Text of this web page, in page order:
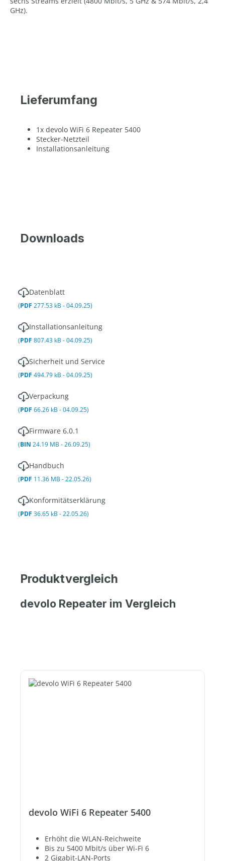
GHz).
Lieferumfang
1x devolo WiFi 6 Repeater 5400
Stecker-Netzteil
Installationsanleitung
Downloads
Datenblatt
(PDF 277.53 kB - 04.09.25)
Installationsanleitung
(PDF 807.43 kB - 04.09.25)
Sicherheit und Service
(PDF 494.79 kB - 04.09.25)
Verpackung
(PDF 66.26 kB - 04.09.25)
Firmware 6.0.1
(BIN 24.19 MB - 26.09.25)
Handbuch
(PDF 11.36 MB - 22.05.26)
Konformitätserklärung
(PDF 36.65 kB - 22.05.26)
Produktvergleich
devolo Repeater im Vergleich
devolo WiFi 6 Repeater 5400
Erhöht die WLAN-Reichweite
Bis zu 5400 Mbit/s über Wi-Fi 6
2 Gigabit-LAN-Ports